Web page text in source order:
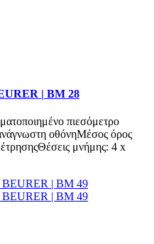
| BM 28
πιεσόμετρο
οθόνηΜέσος όρος
μνήμης: 4 x